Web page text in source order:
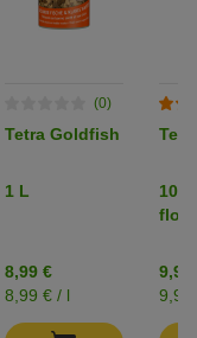
(0)
Tetra Goldfish
1 L
8,99 €
8,99 € / l
9,99
9,99